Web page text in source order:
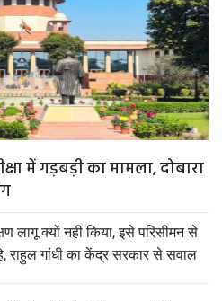
में गड़बड़ी का मामला, दोबारा
लागू क्यों नही किया, इसे परिसीमन से
राहुल गांधी का केंद्र सरकार से सवाल